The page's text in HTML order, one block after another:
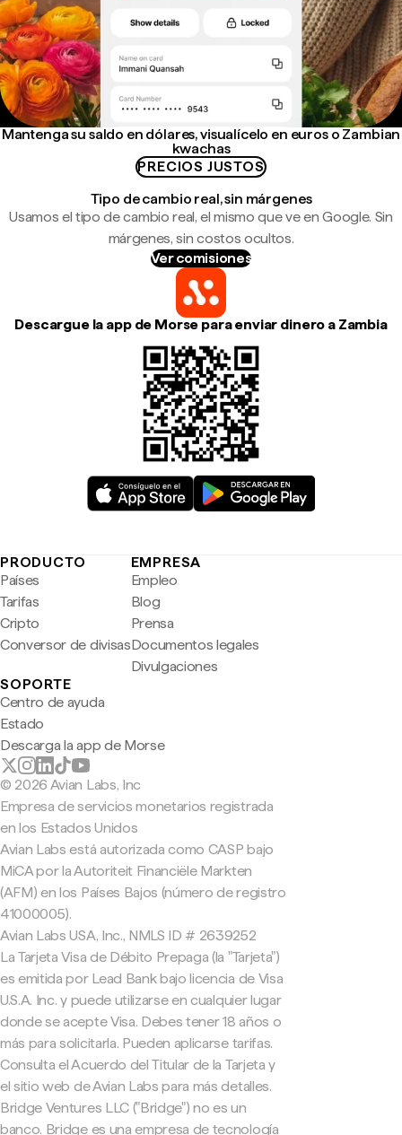
Mantenga su saldo en dólares, visualícelo en euros o Zambian
kwachas
PRECIOS JUSTOS
Tipo de cambio real, sin márgenes
Usamos el tipo de cambio real, el mismo que ve en Google. Sin
márgenes, sin costos ocultos.
Ver comisiones
Descargue la app de Morse para enviar dinero a Zambia
PRODUCTO
Países
Tarifas
Cripto
Conversor de divisas
EMPRESA
Empleo
Blog
Prensa
Documentos legales
Divulgaciones
SOPORTE
Centro de ayuda
Estado
Descarga la app de Morse
© 2026 Avian Labs, Inc
Empresa de servicios monetarios registrada
en los Estados Unidos
Avian Labs está autorizada como CASP bajo
MiCA por la Autoriteit Financiële Markten
(AFM) en los Países Bajos (número de registro
41000005).
Avian Labs USA, Inc., NMLS ID # 2639252
La Tarjeta Visa de Débito Prepaga (la "Tarjeta")
es emitida por Lead Bank bajo licencia de Visa
U.S.A. Inc. y puede utilizarse en cualquier lugar
donde se acepte Visa. Debes tener 18 años o
más para solicitarla. Pueden aplicarse tarifas.
Consulta el Acuerdo del Titular de la Tarjeta y
el sitio web de Avian Labs para más detalles.
Bridge Ventures LLC ("Bridge") no es un
banco. Bridge es una empresa de tecnología